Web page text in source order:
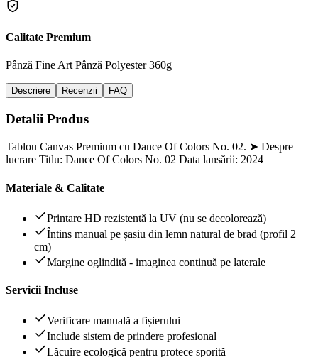
Calitate Premium
Pânză Fine Art Pânză Polyester 360g
Descriere Recenzii FAQ
Detalii Produs
Tablou Canvas Premium cu Dance Of Colors No. 02. ➤ Despre
lucrare Titlu: Dance Of Colors No. 02 Data lansării: 2024
Materiale & Calitate
Printare HD rezistentă la UV (nu se decolorează)
Întins manual pe șasiu din lemn natural de brad (profil 2
cm)
Margine oglindită - imaginea continuă pe laterale
Servicii Incluse
Verificare manuală a fișierului
Include sistem de prindere profesional
Lăcuire ecologică pentru protece sporită